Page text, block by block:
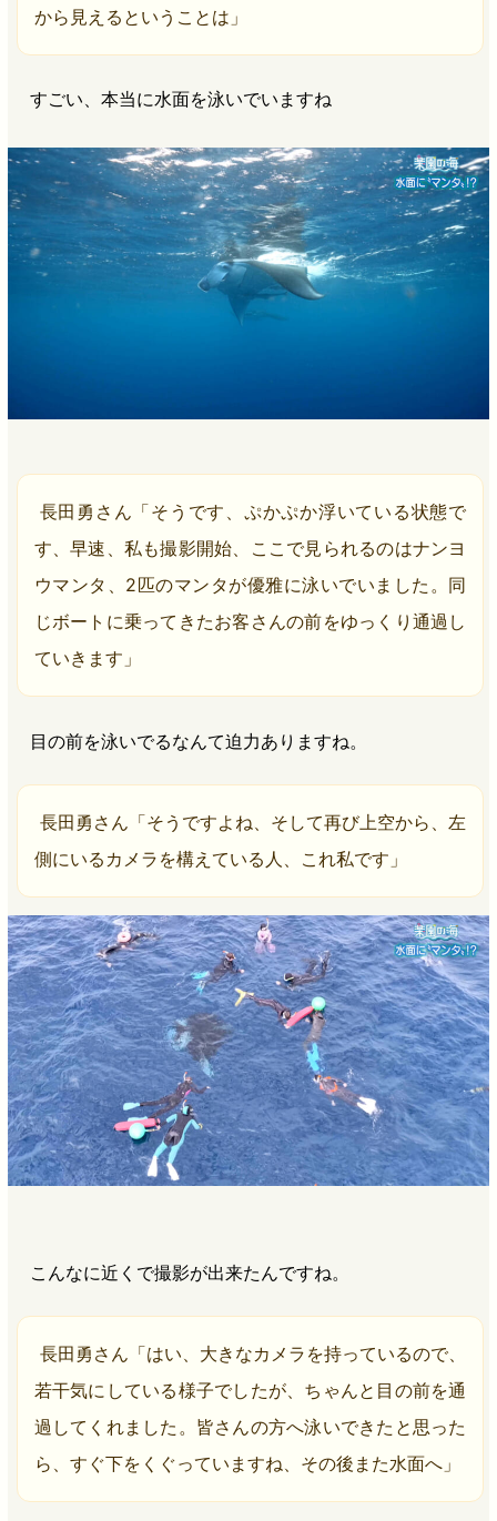
から見えるということは」
すごい、本当に水面を泳いでいますね
長田勇さん「そうです、ぷかぷか浮いている状態で
す、早速、私も撮影開始、ここで見られるのはナンヨ
ウマンタ、2匹のマンタが優雅に泳いでいました。同
じボートに乗ってきたお客さんの前をゆっくり通過し
ていきます」
目の前を泳いでるなんて迫力ありますね。
長田勇さん「そうですよね、そして再び上空から、左
側にいるカメラを構えている人、これ私です」
こんなに近くで撮影が出来たんですね。
長田勇さん「はい、大きなカメラを持っているので、
若干気にしている様子でしたが、ちゃんと目の前を通
過してくれました。皆さんの方へ泳いできたと思った
ら、すぐ下をくぐっていますね、その後また水面へ」